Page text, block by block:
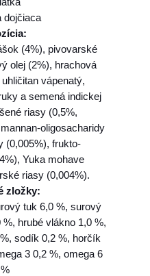
dojčiaca
(4%), pivovarské
olej (2%), hrachová
vápenatý,
a semená indickej
riasy (0,5%,
oligosacharidy
(0,005%), frukto-
Yuka mohave
riasy (0,004%).
zložky:
tuk 6,0 %, surový
hrubé vlákno 1,0 %,
sodík 0,2 %, horčík
3 0,2 %, omega 6